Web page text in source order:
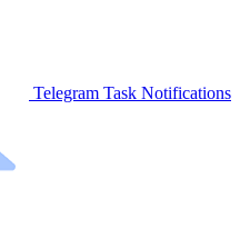
Telegram Task Notifications